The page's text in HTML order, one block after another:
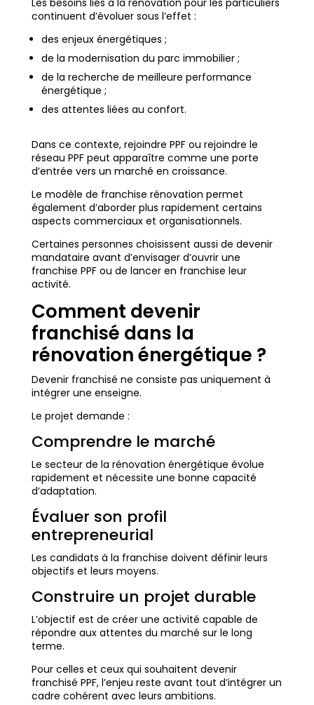
Les besoins liés à la rénovation pour les particuliers
continuent d’évoluer sous l’effet :
des enjeux énergétiques ;
de la modernisation du parc immobilier ;
de la recherche de meilleure performance
énergétique ;
des attentes liées au confort.
Dans ce contexte, rejoindre PPF ou rejoindre le
réseau PPF peut apparaître comme une porte
d’entrée vers un marché en croissance.
Le modèle de franchise rénovation permet
également d’aborder plus rapidement certains
aspects commerciaux et organisationnels.
Certaines personnes choisissent aussi de devenir
mandataire avant d’envisager d’ouvrir une
franchise PPF ou de lancer en franchise leur
activité.
Comment devenir
franchisé dans la
rénovation énergétique ?
Devenir franchisé ne consiste pas uniquement à
intégrer une enseigne.
Le projet demande :
Comprendre le marché
Le secteur de la rénovation énergétique évolue
rapidement et nécessite une bonne capacité
d’adaptation.
Évaluer son profil
entrepreneurial
Les candidats à la franchise doivent définir leurs
objectifs et leurs moyens.
Construire un projet durable
L’objectif est de créer une activité capable de
répondre aux attentes du marché sur le long
terme.
Pour celles et ceux qui souhaitent devenir
franchisé PPF, l’enjeu reste avant tout d’intégrer un
cadre cohérent avec leurs ambitions.